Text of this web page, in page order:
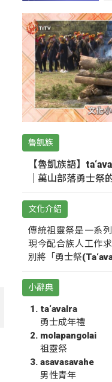
魯凱族
【魯凱族語】
｜萬山部落勇士祭
文化介紹
傳統祖靈祭是一系
現今配合族人工作
別將「勇士祭
小辭典
ta‘avalra
勇士成年禮
molapangolai
祖靈祭
asavasavahe
男性青年